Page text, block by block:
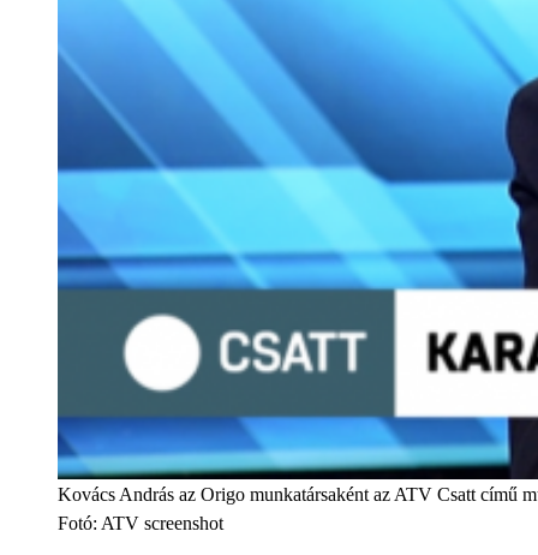
Kovács András az Origo munkatársaként az ATV Csatt című
Fotó: ATV screenshot